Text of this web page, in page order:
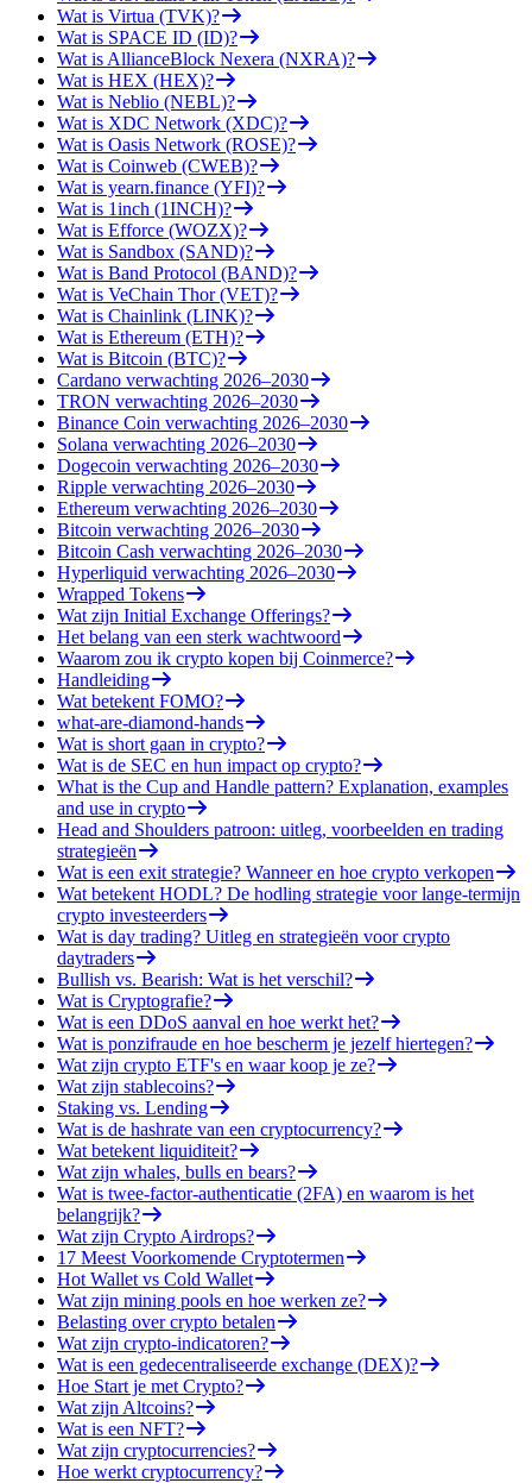
Wat is Virtua (TVK)?
Wat is SPACE ID (ID)?
Wat is AllianceBlock Nexera (NXRA)?
Wat is HEX (HEX)?
Wat is Neblio (NEBL)?
Wat is XDC Network (XDC)?
Wat is Oasis Network (ROSE)?
Wat is Coinweb (CWEB)?
Wat is yearn.finance (YFI)?
Wat is 1inch (1INCH)?
Wat is Efforce (WOZX)?
Wat is Sandbox (SAND)?
Wat is Band Protocol (BAND)?
Wat is VeChain Thor (VET)?
Wat is Chainlink (LINK)?
Wat is Ethereum (ETH)?
Wat is Bitcoin (BTC)?
Cardano verwachting 2026–2030
TRON verwachting 2026–2030
Binance Coin verwachting 2026–2030
Solana verwachting 2026–2030
Dogecoin verwachting 2026–2030
Ripple verwachting 2026–2030
Ethereum verwachting 2026–2030
Bitcoin verwachting 2026–2030
Bitcoin Cash verwachting 2026–2030
Hyperliquid verwachting 2026–2030
Wrapped Tokens
Wat zijn Initial Exchange Offerings?
Het belang van een sterk wachtwoord
Waarom zou ik crypto kopen bij Coinmerce?
Handleiding
Wat betekent FOMO?
what-are-diamond-hands
Wat is short gaan in crypto?
Wat is de SEC en hun impact op crypto?
What is the Cup and Handle pattern? Explanation, examples
and use in crypto
Head and Shoulders patroon: uitleg, voorbeelden en trading
strategieën
Wat is een exit strategie? Wanneer en hoe crypto verkopen
Wat betekent HODL? De hodling strategie voor lange-termijn
crypto investeerders
Wat is day trading? Uitleg en strategieën voor crypto
daytraders
Bullish vs. Bearish: Wat is het verschil?
Wat is Cryptografie?
Wat is een DDoS aanval en hoe werkt het?
Wat is ponzifraude en hoe bescherm je jezelf hiertegen?
Wat zijn crypto ETF's en waar koop je ze?
Wat zijn stablecoins?
Staking vs. Lending
Wat is de hashrate van een cryptocurrency?
Wat betekent liquiditeit?
Wat zijn whales, bulls en bears?
Wat is twee-factor-authenticatie (2FA) en waarom is het
belangrijk?
Wat zijn Crypto Airdrops?
17 Meest Voorkomende Cryptotermen
Hot Wallet vs Cold Wallet
Wat zijn mining pools en hoe werken ze?
Belasting over crypto betalen
Wat zijn crypto-indicatoren?
Wat is een gedecentraliseerde exchange (DEX)?
Hoe Start je met Crypto?
Wat zijn Altcoins?
Wat is een NFT?
Wat zijn cryptocurrencies?
Hoe werkt cryptocurrency?